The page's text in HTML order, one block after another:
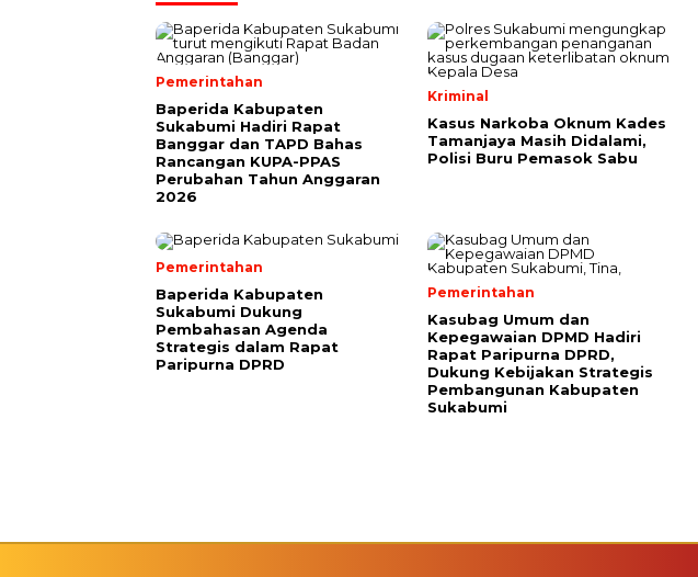
Pemerintahan
Baperida Kabupaten
Sukabumi Hadiri Rapat
Banggar dan TAPD Bahas
Rancangan KUPA-PPAS
Perubahan Tahun Anggaran
2026
Kriminal
Kasus Narkoba Oknum Kades
Tamanjaya Masih Didalami,
Polisi Buru Pemasok Sabu
Pemerintahan
Baperida Kabupaten
Sukabumi Dukung
Pembahasan Agenda
Strategis dalam Rapat
Paripurna DPRD
Pemerintahan
Kasubag Umum dan
Kepegawaian DPMD Hadiri
Rapat Paripurna DPRD,
Dukung Kebijakan Strategis
Pembangunan Kabupaten
Sukabumi